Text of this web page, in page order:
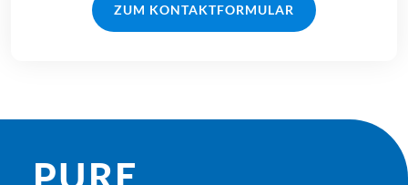
ZUM KONTAKTFORMULAR